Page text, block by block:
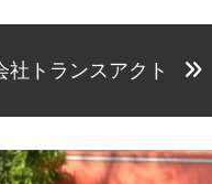
社トランスアクト